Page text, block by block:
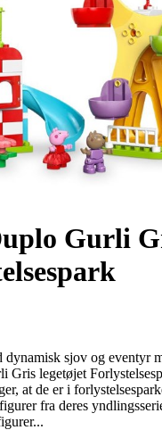
Gurli
dynamisk sjov og eventyr
legetøjet
at de er i
fra deres